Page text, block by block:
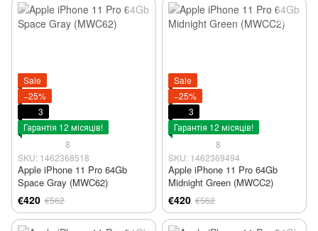
Sale
−25%
3
Гарантія 12 місяців!
8
SKU: 1462368518
Apple iPhone 11 Pro 64Gb
Space Gray (MWC62)
€420 €562
Sale
−25%
3
Гарантія 12 місяців!
8
SKU: 1462369494
Apple iPhone 11 Pro 64Gb
Midnight Green (MWCC2)
€420 €562